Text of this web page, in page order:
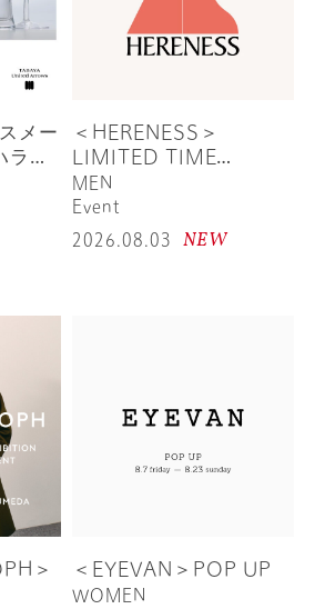
メー
ラ＞
の景
＜HERENESS＞
LIMITED TIME
PROMOTION
MEN
Event
2026.08.03 NEW
＞
＜EYEVAN＞POP UP
WOMEN